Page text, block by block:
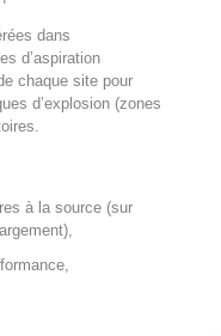
dans
d’aspiration
chaque site pour
d’explosion (zones
à la source (sur